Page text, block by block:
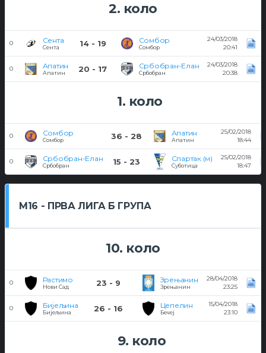
2. коло
0 Сента
Сента 14 - 19 Сомбор
Сомбор
24/03/2018
20:41
0 Апатин
Апатин 20 - 17 Србобран-Елан
Србобран
24/03/2018
20:38
1. коло
0 Сомбор
Сомбор 36 - 28 Апатин
Апатин
25/02/2018
18:44
0 Србобран-Елан
Србобран 15 - 23 Спартак (м)
Суботица
25/02/2018
18:47
M16 - ПРВА ЛИГА Б ГРУПА
10. коло
0 Растимо
Нови Сад 23 - 9 Зрењанин
Зрењанин
28/04/2018
23:25
0 Бијељина
Бијељина 26 - 16 Цепелин
Бечеј
15/04/2018
23:10
9. коло